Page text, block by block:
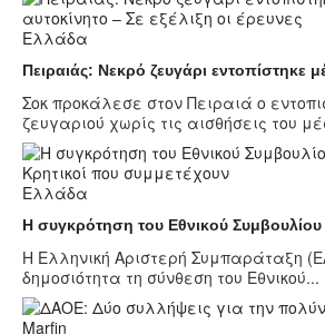
Ελλάδα
Πειραιάς: Νεκρό ζευγάρι εντοπίστηκε
Σοκ προκάλεσε στον Πειραιά ο
ζευγαριού χωρίς τις αισθήσεις του
Ελλάδα
Η συγκρότηση του Εθνικού
Η Ελληνική Αριστερή Συμπαράταξη
δημοσιότητα τη σύνθεση του Εθνικού...